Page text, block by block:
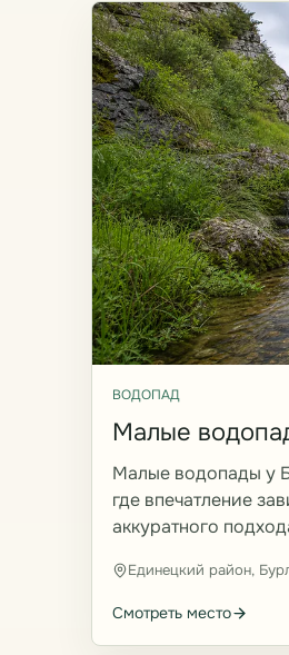
ВОДОПАД
Малые
Малые водопады у
где впечатление
аккуратного
Единецкий район,
Смотреть место